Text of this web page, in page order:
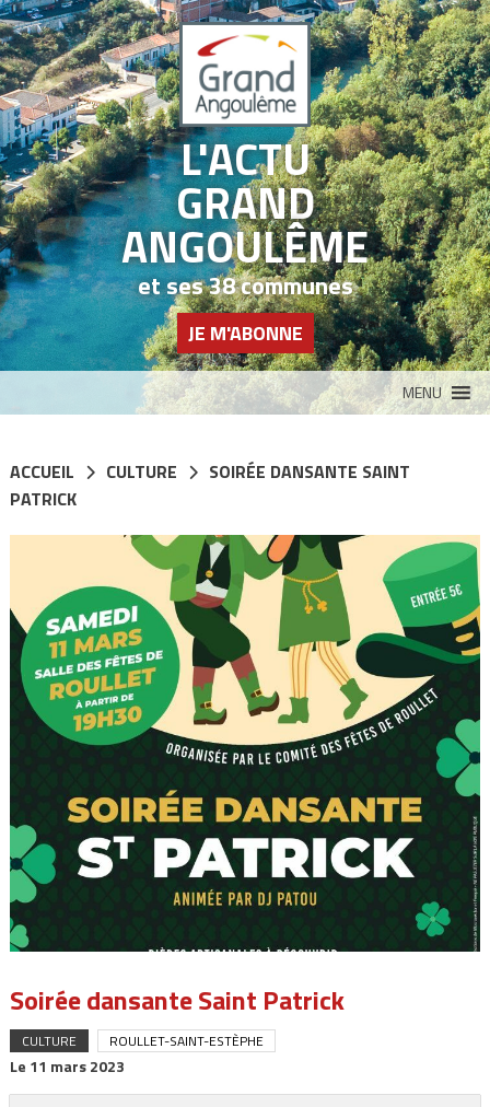
L'ACTU
GRAND
ANGOULÊME
et ses 38 communes
JE M'ABONNE
MENU
ACCUEIL CULTURE
SOIRÉE DANSANTE SAINT
PATRICK
Soirée dansante Saint Patrick
CULTURE ROULLET-SAINT-ESTÈPHE
Le 11 mars 2023
Panneau de gestion des cookies